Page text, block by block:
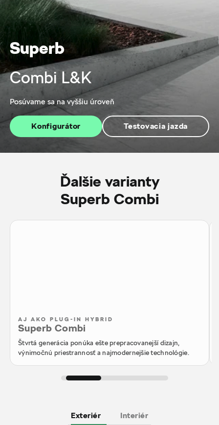
Superb
Combi L&K
Posúvame sa na vyššiu úroveň
Konfigurátor Testovacia jazda
Ďalšie varianty
Superb Combi
AJ AKO PLUG-IN HYBRID
Superb Combi
Štvrtá generácia ponúka ešte prepracovanejší dizajn,
výnimočnú priestrannosť a najmodernejšie technológie.
Exteriér Interiér